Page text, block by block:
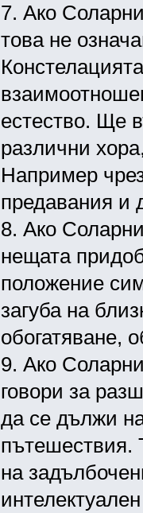
7. Ако
това не
естество. Ще
различни
Например
предавания и
8. Ако
нещата
положение
загуба на
обогатяване,
9. Ако
говори за
да се дължи
пътешествия.
на